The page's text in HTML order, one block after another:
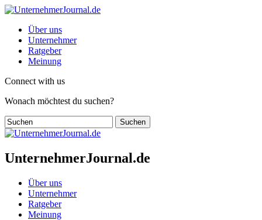
Über uns
Unternehmer
Ratgeber
Meinung
Connect with us
Wonach möchtest du suchen?
UnternehmerJournal.de
Über uns
Unternehmer
Ratgeber
Meinung